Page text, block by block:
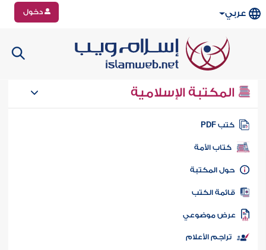
عربي دخول
المكتبة الإسلامية
كتب PDF
كتاب الأمة
المكتبة
الكتب
موضوعي